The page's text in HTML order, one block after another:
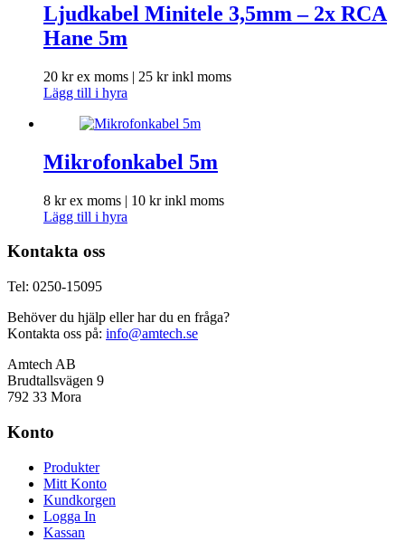
Ljudkabel Minitele 3,5mm – 2x RCA
Hane 5m
20 krex moms | 25 krinkl moms
Lägg till i hyra
Mikrofonkabel 5m
8 krex moms | 10 krinkl moms
Lägg till i hyra
Kontakta oss
Tel: 0250-15095
Behöver du hjälp eller har du en fråga?
Kontakta oss på: info@amtech.se
Amtech AB
Brudtallsvägen 9
792 33 Mora
Konto
Produkter
Mitt Konto
Kundkorgen
Logga In
Kassan